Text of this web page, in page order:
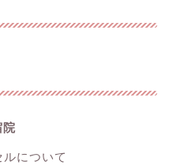
院
について